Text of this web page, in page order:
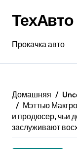
содержанию
ТехАвто
Прокачка авто
Домашняя
Мэттью
и продюсер, чьи
заслуживают